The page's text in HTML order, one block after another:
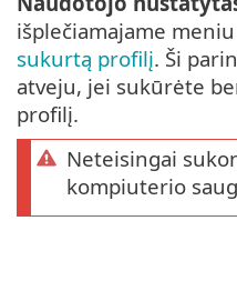
išplečiamajame
sukurtą profilį. Ši
atveju, jei sukūrėte
profilį.
Neteisingai
kompiuterio